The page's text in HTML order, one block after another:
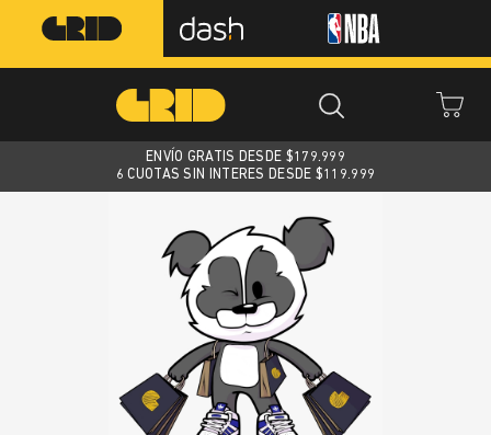
ENVÍO GRATIS DESDE $179.999
6 CUOTAS SIN INTERES DESDE $119.999